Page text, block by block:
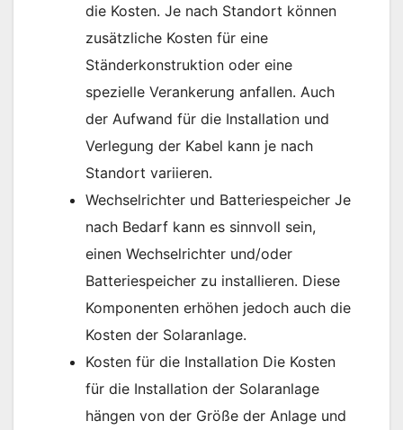
die Kosten. Je nach Standort können
zusätzliche Kosten für eine
Ständerkonstruktion oder eine
spezielle Verankerung anfallen. Auch
der Aufwand für die Installation und
Verlegung der Kabel kann je nach
Standort variieren.
Wechselrichter und Batteriespeicher Je
nach Bedarf kann es sinnvoll sein,
einen Wechselrichter und/oder
Batteriespeicher zu installieren. Diese
Komponenten erhöhen jedoch auch die
Kosten der Solaranlage.
Kosten für die Installation Die Kosten
für die Installation der Solaranlage
hängen von der Größe der Anlage und